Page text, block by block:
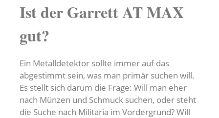
Ist der Garrett AT MAX
gut?
Ein Metalldetektor sollte immer auf das
abgestimmt sein, was man primär suchen will.
Es stellt sich darum die Frage: Will man eher
nach Münzen und Schmuck suchen, oder steht
die Suche nach Militaria im Vordergrund? Will